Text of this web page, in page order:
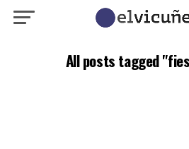
All posts tagged